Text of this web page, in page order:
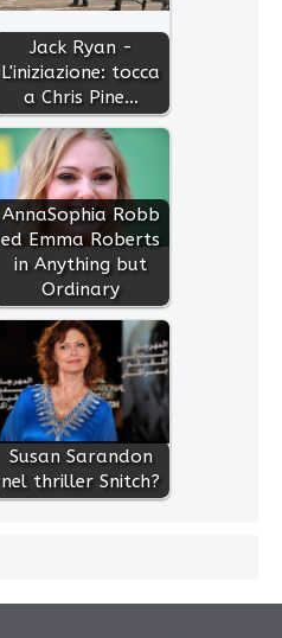
Jack Ryan -
L'iniziazione: tocca
a Chris Pine…
AnnaSophia Robb
ed Emma Roberts
in Anything but
Ordinary
Susan Sarandon
nel thriller Snitch?